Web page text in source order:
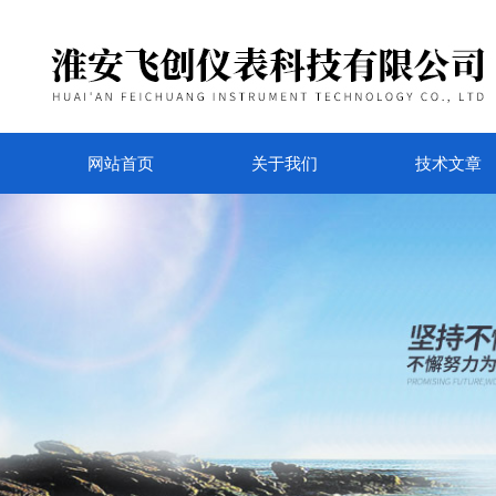
网站首页 关于我们 技术文章